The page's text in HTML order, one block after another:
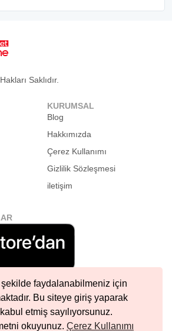
faydalanabilmeniz için
Bu siteye giriş yaparak
etmiş sayılıyorsunuz.
okuyunuz. Çerez Kullanımı
Saklıdır.
KURUMSAL
Blog
Hakkımızda
Çerez Kullanımı
Gizlilik Sözleşmesi
iletişim